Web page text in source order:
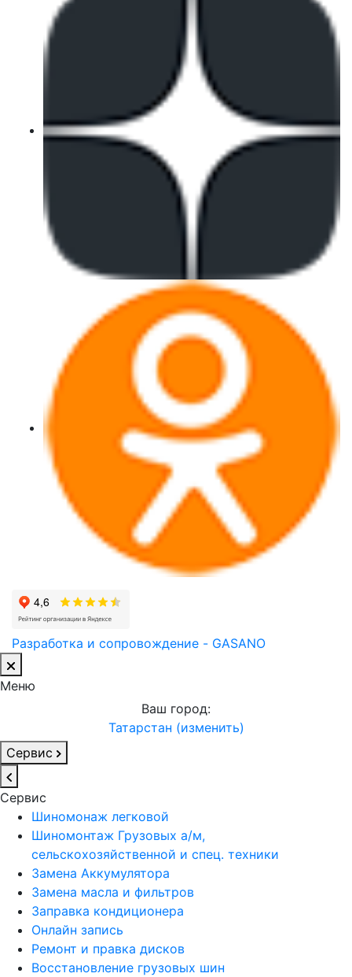
Разработка и сопровождение - GASANO
Меню
Ваш город:
Татарстан (изменить)
Сервис
Сервис
Шиномонаж легковой
Шиномонтаж Грузовых а/м,
сельскохозяйственной и спец. техники
Замена Аккумулятора
Замена масла и фильтров
Заправка кондиционера
Онлайн запись
Ремонт и правка дисков
Восстановление грузовых шин